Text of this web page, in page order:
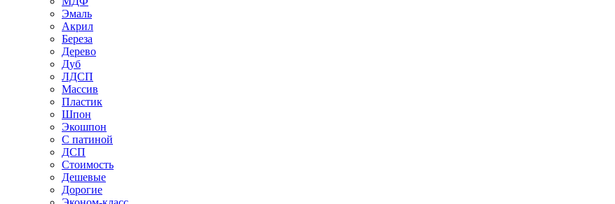
Эмаль
Акрил
Береза
Дерево
Дуб
ЛДСП
Массив
Пластик
Шпон
Экошпон
С патиной
ДСП
Стоимость
Дешевые
Дорогие